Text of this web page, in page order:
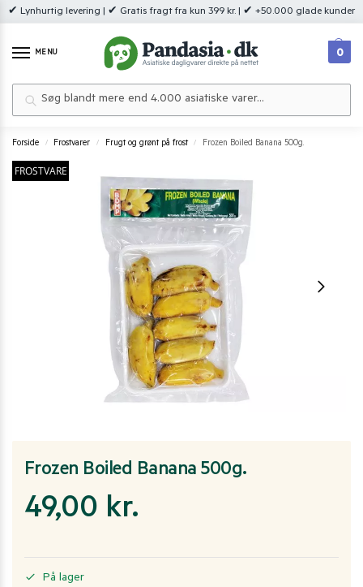
✔ Lynhurtig levering | ✔ Gratis fragt fra kun 399 kr. | ✔ +50.000 glade kunder
MENU 0
Forside / Frostvarer / Frugt og grønt på frost / Frozen Boiled Banana 500g.
FROSTVARE
Frozen Boiled Banana 500g.
49,00 kr.
På lager